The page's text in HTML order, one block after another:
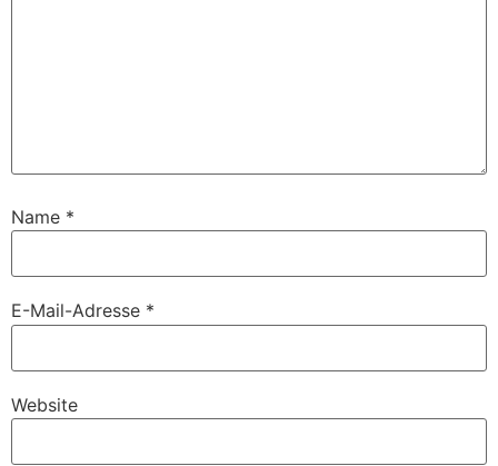
Name *
E-Mail-Adresse *
Website